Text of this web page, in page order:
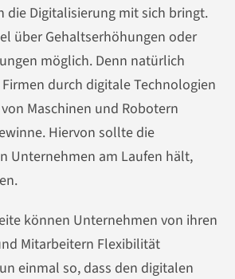
die Digitalisierung mit sich bringt.
über Gehaltserhöhungen oder
möglich. Denn natürlich
durch digitale Technologien
Maschinen und Robotern
Hiervon sollte die
Unternehmen am Laufen hält,
können Unternehmen von ihren
Mitarbeitern Flexibilität
einmal so, dass den digitalen